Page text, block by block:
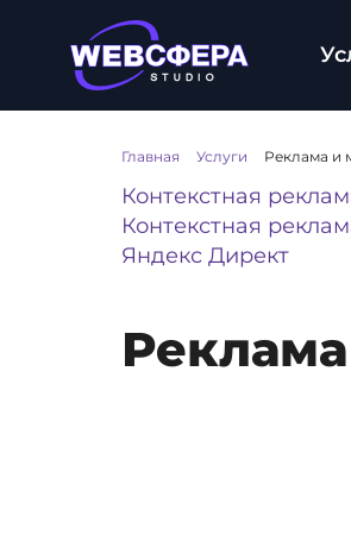
Главная Услуги Реклама и
Контекстная
Контекстная
Яндекс Директ
Реклама